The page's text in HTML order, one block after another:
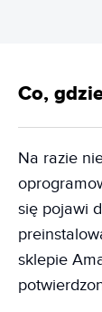
Co,
Na razie
się pojawi
sklepie